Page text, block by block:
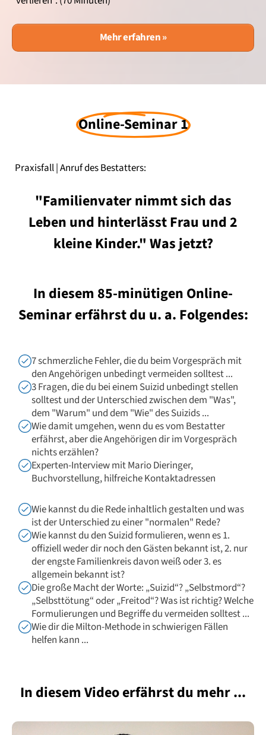
Mehr erfahren »
Online-Seminar 1
Praxisfall |Anruf des Bestatters:
"Familienvater nimmt sich das
Leben und hinterlässt Frau und 2
kleine Kinder." Was jetzt?
In diesem 85-minütigen Online-
Seminar erfährst du u. a. Folgendes:
7 schmerzliche Fehler, die du beim Vorgespräch mit
den Angehörigen unbedingt vermeiden solltest ...
3 Fragen, die du bei einem Suizid unbedingt stellen
solltest und der Unterschied zwischen dem "Was",
dem "Warum" und dem "Wie" des Suizids ...
Wie damit umgehen, wenn du es vom Bestatter
erfährst, aber die Angehörigen dir im Vorgespräch
nichts erzählen?
Experten-Interview mit Mario Dieringer,
Buchvorstellung, hilfreiche Kontaktadressen
Wie kannst du die Rede inhaltlich gestalten und was
ist der Unterschied zu einer "normalen" Rede?
Wie kannst du den Suizid formulieren, wenn es 1.
offiziell weder dir noch den Gästen bekannt ist, 2. nur
der engste Familienkreis davon weiß oder 3. es
allgemein bekannt ist?
Die große Macht der Worte: „Suizid“? „Selbstmord“?
„Selbsttötung“ oder „Freitod“? Was ist richtig? Welche
Formulierungen und Begriffe du vermeiden solltest ...
Wie dir die Milton-Methode in schwierigen Fällen
helfen kann ...
In diesem Video erfährst du mehr ...